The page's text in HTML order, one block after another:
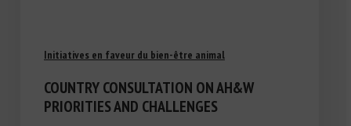
Initiatives en faveur du bien-être animal
COUNTRY CONSULTATION ON AH&W
PRIORITIES AND CHALLENGES